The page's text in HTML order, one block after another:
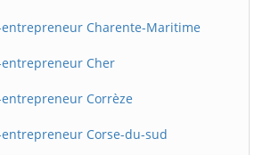
Charente-Maritime
Cher
Corrèze
Corse-du-sud